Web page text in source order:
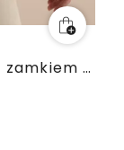
Jednokolorowy Blouson z zamkiem błyskawicznym